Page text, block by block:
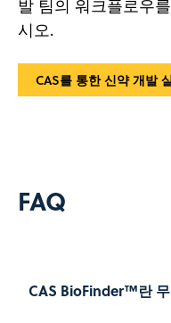
발 팀의 워크플로우
시오.
CAS를 통한 신약 개발
FAQ
CAS BioFinder™란